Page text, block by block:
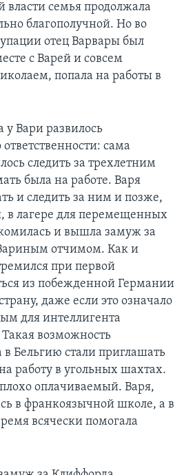
власти семья продолжала
благополучной. Но во
отец Варвары был
с Варей и совсем
попала на работы в
Вари развилось
сама
следить за трехлетним
была на работе. Варя
и следить за ним и позже,
в лагере для перемещенных
и вышла замуж за
отчимом. Как и
при первой
из побежденной Германии
даже если это означало
для интеллигента
возможность
в Бельгию стали приглашать
работу в угольных шахтах.
оплачиваемый. Варя,
в франкоязычной школе, а в
всячески помогала